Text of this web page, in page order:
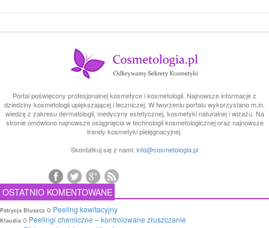
Portal poświęcony profesjonalnej kosmetyce i kosmetologii. Najnowsze informacje z
dziedziny kosmetologii upiększającej i leczniczej. W tworzeniu portalu wykorzystano m.in.
wiedzę z zakresu dermatologii, medycyny estetycznej, kosmetyki naturalnej i wizażu. Na
stronie omówiono najnowsze osiągnięcia w technologii kosmetologicznej oraz najnowsze
trendy kosmetyki pielęgnacyjnej.
Skontatkuj się z nami: info@cosmetologia.pl
OSTATNIO KOMENTOWANE
Patrycja Bluszcz o Peeling kawitacyjny
Klaudia o Peelingi chemiczne – kontrolowane złuszczanie